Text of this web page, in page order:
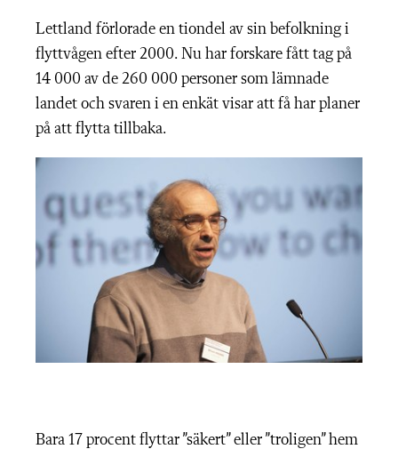
Lettland förlorade en tiondel av sin befolkning i
flyttvågen efter 2000. Nu har forskare fått tag på
14 000 av de 260 000 personer som lämnade
landet och svaren i en enkät visar att få har planer
på att flytta tillbaka.
Bara 17 procent flyttar ”säkert” eller ”troligen” hem